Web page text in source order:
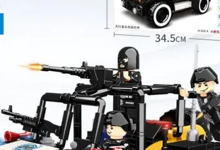
и выигрывайте отличные призы!